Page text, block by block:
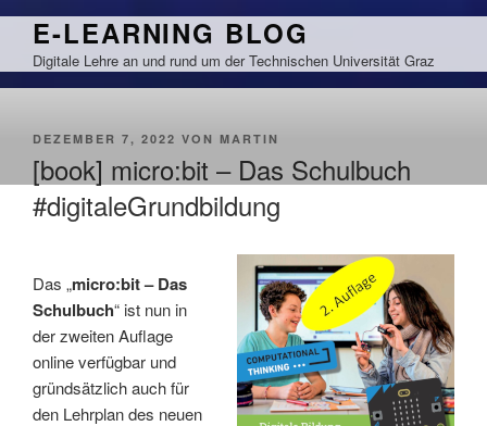
Zum
springen
E-LEARNING BLOG
Digitale Lehre an und rund um der Technischen Universität Graz
VERÖFFENTLICHT
DEZEMBER 7, 2022 VON MARTIN
[book] micro:bit – Das Schulbuch
#digitaleGrundbildung
Das „micro:bit – Das
Schulbuch“ ist nun in
der zweiten Auflage
online verfügbar und
gründsätzlich auch für
den Lehrplan des neuen